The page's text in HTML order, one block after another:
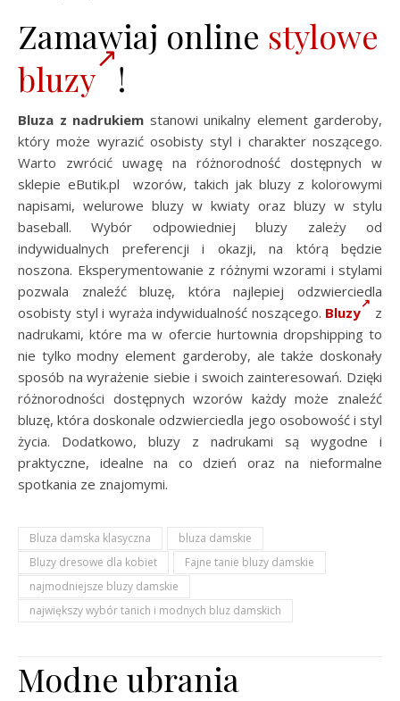
Zamawiaj online stylowe
bluzy !
Bluza z nadrukiem stanowi unikalny element garderoby,
który może wyrazić osobisty styl i charakter noszącego.
Warto zwrócić uwagę na różnorodność dostępnych w
sklepie eButik.pl wzorów, takich jak bluzy z kolorowymi
napisami, welurowe bluzy w kwiaty oraz bluzy w stylu
baseball. Wybór odpowiedniej bluzy zależy od
indywidualnych preferencji i okazji, na którą będzie
noszona. Eksperymentowanie z różnymi wzorami i stylami
pozwala znaleźć bluzę, która najlepiej odzwierciedla
osobisty styl i wyraża indywidualność noszącego. Bluzy
z
nadrukami, które ma w ofercie hurtownia dropshipping to
nie tylko modny element garderoby, ale także doskonały
sposób na wyrażenie siebie i swoich zainteresowań. Dzięki
różnorodności dostępnych wzorów każdy może znaleźć
bluzę, która doskonale odzwierciedla jego osobowość i styl
życia. Dodatkowo, bluzy z nadrukami są wygodne i
praktyczne, idealne na co dzień oraz na nieformalne
spotkania ze znajomymi.
Bluza damska klasyczna
bluza damskie
Bluzy dresowe dla kobiet
Fajne tanie bluzy damskie
najmodniejsze bluzy damskie
największy wybór tanich i modnych bluz damskich
Modne ubrania